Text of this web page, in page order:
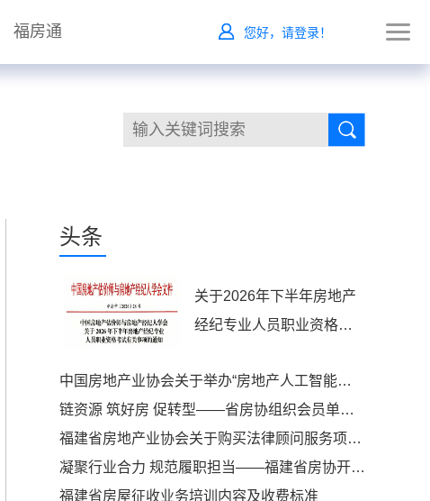
福房通 您好，请登录！
头条
关于2026年下半年房地产
经纪专业人员职业资格考
中国房地产业协会关于举办“房地产人工智能应用能力提升高级研修班”的通知
链资源 筑好房 促转型——省房协组织会员单位参加成长型房企高质量发展赋能会议
福建省房地产业协会关于购买法律顾问服务项目询价函
凝聚行业合力 规范履职担当——福建省房协开市委召开2026年首次主任（副）委员会议
福建省房屋征收业务培训内容及收费标准